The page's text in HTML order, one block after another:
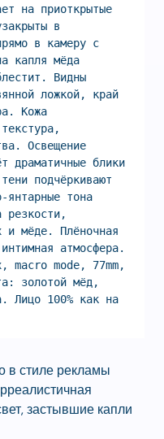
на приоткрытые
в
в камеру с
капля мёда
Видны
ложкой, край
Кожа
Освещение
драматичные блики
подчёркивают
янтарные тона
резкости,
и мёде. Плёночная
атмосфера.
macro mode, 77mm,
золотой мёд,
Лицо 100% как на
в стиле рекламы
застывшие капли